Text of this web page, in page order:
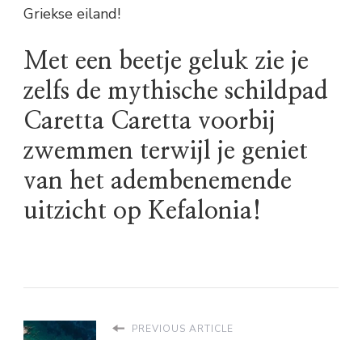
Griekse eiland!
Met een beetje geluk zie je
zelfs de mythische schildpad
Caretta Caretta voorbij
zwemmen terwijl je geniet
van het adembenemende
uitzicht op Kefalonia!
PREVIOUS ARTICLE